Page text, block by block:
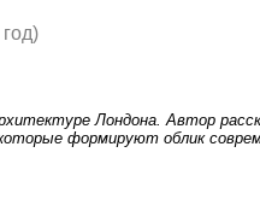
Лондона. Автор
формируют облик